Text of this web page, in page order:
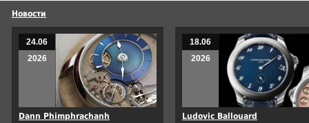
Новости
24.06
2026
Dann Phimphrachanh
18.06
2026
Ludovic Ballouard